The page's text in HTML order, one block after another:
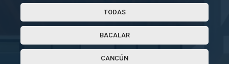
TODAS
BACALAR
CANCÚN